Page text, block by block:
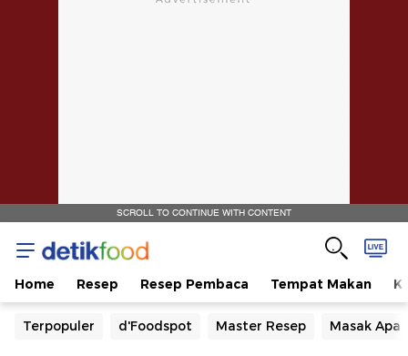
SCROLL TO CONTINUE WITH CONTENT
Home Resep Resep Pembaca Tempat Makan
Terpopuler d'Foodspot Master Resep Masak Apa